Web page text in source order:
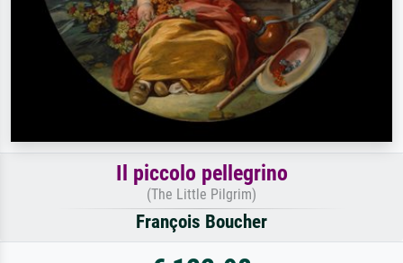
Il piccolo pellegrino
(The Little Pilgrim)
François Boucher